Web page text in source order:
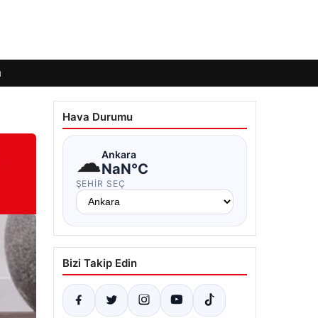
Hava Durumu
☁Ankara
NaN°C
ŞEHIR SEÇ
Bizi Takip Edin